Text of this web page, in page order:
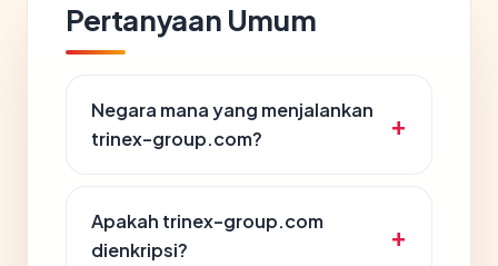
Pertanyaan Umum
Negara mana yang menjalankan
trinex-group.com?
Apakah trinex-group.com
dienkripsi?